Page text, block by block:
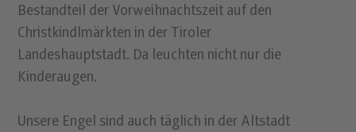
Bestandteil der Vorweihnachtszeit auf den
Christkindlmärkten in der Tiroler
Landeshauptstadt. Da leuchten nicht nur die
Kinderaugen.
Unsere Engel sind auch täglich in der Altstadt